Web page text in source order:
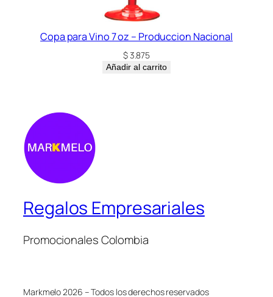
Copa para Vino 7 oz – Produccion Nacional
$3.875
Añadir al carrito
Regalos Empresariales
Promocionales Colombia
Markmelo 2026 – Todos los derechos reservados